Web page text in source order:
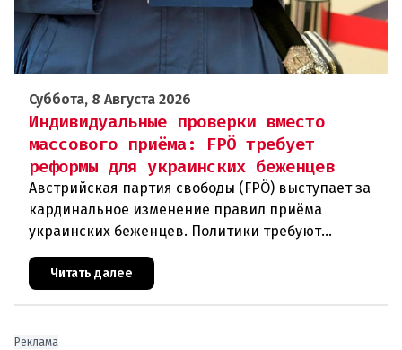
Суббота, 8 Августа 2026
Индивидуальные проверки вместо
массового приёма: FPÖ требует
реформы для украинских беженцев
Австрийская партия свободы (FPÖ) выступает за
кардинальное изменение правил приёма
украинских беженцев. Политики требуют
отменить автоматическое предоставление
убежища и ввести индивидуальные проверки
Читать далее
Реклама